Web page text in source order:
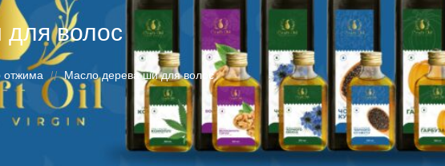
волос
отжима // Масло дерева ши для волос